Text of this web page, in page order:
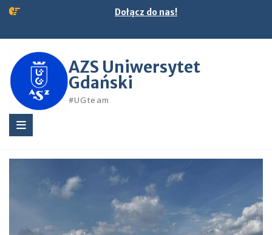
Skip
Dołącz do nas!
AZS Uniwersytet
Gdański
#UGteam